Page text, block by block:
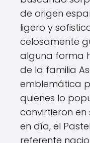
de origen
ligero y
celosamente
alguna forma
de la familia
emblemática
quienes lo
convirtieron
en día, el
referente